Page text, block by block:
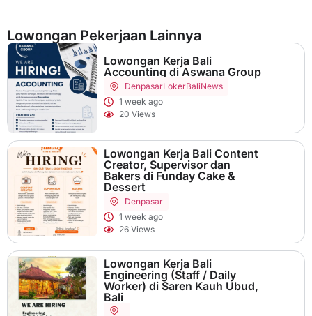
Lowongan Pekerjaan Lainnya
Lowongan Kerja Bali
Accounting di Aswana Group
DenpasarLokerBaliNews
1 week ago
20 Views
Lowongan Kerja Bali Content
Creator, Supervisor dan
Bakers di Funday Cake &
Dessert
Denpasar
1 week ago
26 Views
Lowongan Kerja Bali
Engineering (Staff / Daily
Worker) di Saren Kauh Ubud,
Bali